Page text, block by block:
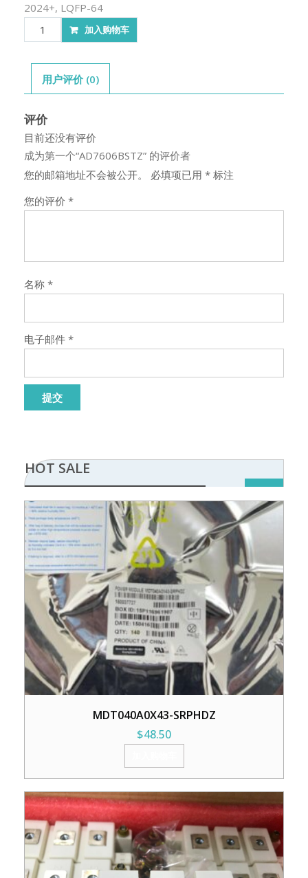
2024+, LQFP-64
AD7606BSTZ
数
加入购物车
用户评价 (0)
评价
目前还没有评价
成为第一个“AD7606BSTZ” 的评价者
您的邮箱地址不会被公开。
必填项已用 * 标注
您的评价 *
名称 *
电子邮件 *
HOT SALE
MDT040A0X43-SRPHDZ
$48.50